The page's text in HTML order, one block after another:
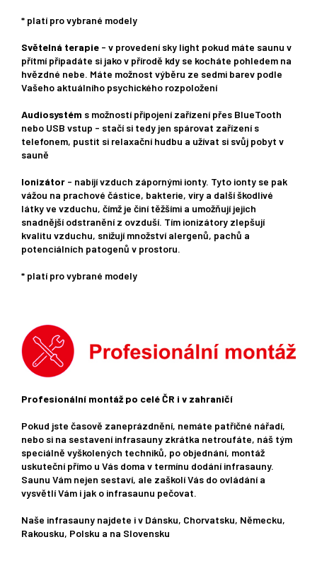
* platí pro vybrané modely
Světelná terapie - v provedení sky light pokud máte saunu v
přítmí připadáte si jako v přírodě kdy se kocháte pohledem na
hvězdné nebe. Máte možnost výběru ze sedmi barev podle
Vašeho aktuálního psychického rozpoložení
Audiosystém s možností připojení zařízení přes BlueTooth
nebo USB vstup - stačí si tedy jen spárovat zařízení s
telefonem, pustit si relaxační hudbu a užívat si svůj pobyt v
sauně
Ionizátor - nabíjí vzduch zápornými ionty. Tyto ionty se pak
vážou na prachové částice, bakterie, viry a další škodlivé
látky ve vzduchu, čímž je činí těžšími a umožňují jejich
snadnější odstranění z ovzduší. Tím ionizátory zlepšují
kvalitu vzduchu, snižují množství alergenů, pachů a
potenciálních patogenů v prostoru.
* platí pro vybrané modely
Profesionální montáž po celé ČR i v zahraničí
Pokud jste časově zaneprázdnění, nemáte patřičné nářadí,
nebo si na sestavení infrasauny zkrátka netroufáte, náš tým
speciálně vyškolených techniků, po objednání, montáž
uskuteční přímo u Vás doma v termínu dodání infrasauny.
Saunu Vám nejen sestaví, ale zaškolí Vás do ovládání a
vysvětlí Vám i jak o infrasaunu pečovat.
Naše infrasauny najdete i v Dánsku, Chorvatsku, Německu,
Rakousku, Polsku a na Slovensku